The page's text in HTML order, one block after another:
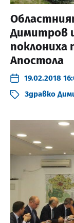
Димитров
поклониха
Апостола
19.02.2018
Здравко